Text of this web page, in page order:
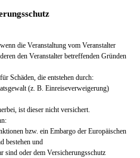
die Veranstaltung vom Veranstalter
den Veranstalter betreffenden Gründen
Schäden, die entstehen durch:
(z. B. Einreiseverweigerung)
ist dieser nicht versichert.
bzw. ein Embargo der Europäischen
bestehen und
oder dem Versicherungsschutz